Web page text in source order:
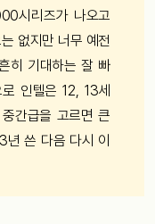
시리즈가 나오고
없지만 너무 예전
히 기대하는 잘 빠
인텔은 12, 13세
간급을 고르면 큰
년 쓴 다음 다시 이